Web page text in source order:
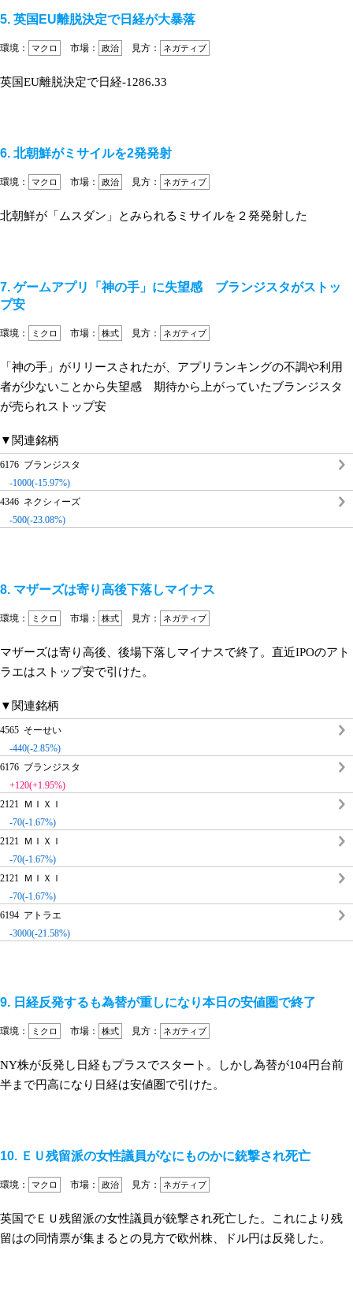
5. 英国EU離脱決定で日経が大暴落
環境： マクロ 市場： 政治 見方： ネガティブ
英国EU離脱決定で日経-1286.33
6. 北朝鮮がミサイルを2発発射
環境： マクロ 市場： 政治 見方： ネガティブ
北朝鮮が「ムスダン」とみられるミサイルを２発発射した
7. ゲームアプリ「神の手」に失望感 ブランジスタがストッ
プ安
環境： ミクロ 市場： 株式 見方： ネガティブ
「神の手」がリリースされたが、アプリランキングの不調や利用
者が少ないことから失望感 期待から上がっていたブランジスタ
が売られストップ安
▼関連銘柄
6176 ブランジスタ
-1000(-15.97%)
4346 ネクシィーズ
-500(-23.08%)
8. マザーズは寄り高後下落しマイナス
環境： ミクロ 市場： 株式 見方： ネガティブ
マザーズは寄り高後、後場下落しマイナスで終了。直近IPOのアト
ラエはストップ安で引けた。
▼関連銘柄
4565 そーせい
-440(-2.85%)
6176 ブランジスタ
+120(+1.95%)
2121 ＭＩＸＩ
-70(-1.67%)
2121 ＭＩＸＩ
-70(-1.67%)
2121 ＭＩＸＩ
-70(-1.67%)
6194 アトラエ
-3000(-21.58%)
9. 日経反発するも為替が重しになり本日の安値圏で終了
環境： ミクロ 市場： 株式 見方： ネガティブ
NY株が反発し日経もプラスでスタート。しかし為替が104円台前
半まで円高になり日経は安値圏で引けた。
10. ＥＵ残留派の女性議員がなにものかに銃撃され死亡
環境： マクロ 市場： 政治 見方： ネガティブ
英国でＥＵ残留派の女性議員が銃撃され死亡した。これにより残
留はの同情票が集まるとの見方で欧州株、ドル円は反発した。